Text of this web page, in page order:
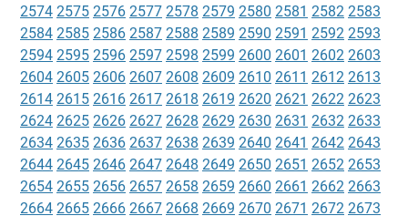
2574 2575 2576 2577 2578 2579 2580 2581 2582 2583
2584 2585 2586 2587 2588 2589 2590 2591 2592 2593
2594 2595 2596 2597 2598 2599 2600 2601 2602 2603
2604 2605 2606 2607 2608 2609 2610 2611 2612 2613
2614 2615 2616 2617 2618 2619 2620 2621 2622 2623
2624 2625 2626 2627 2628 2629 2630 2631 2632 2633
2634 2635 2636 2637 2638 2639 2640 2641 2642 2643
2644 2645 2646 2647 2648 2649 2650 2651 2652 2653
2654 2655 2656 2657 2658 2659 2660 2661 2662 2663
2664 2665 2666 2667 2668 2669 2670 2671 2672 2673